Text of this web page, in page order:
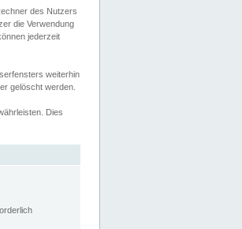
des Nutzers
die Verwendung
jederzeit
weiterhin
gelöscht werden.
Dies